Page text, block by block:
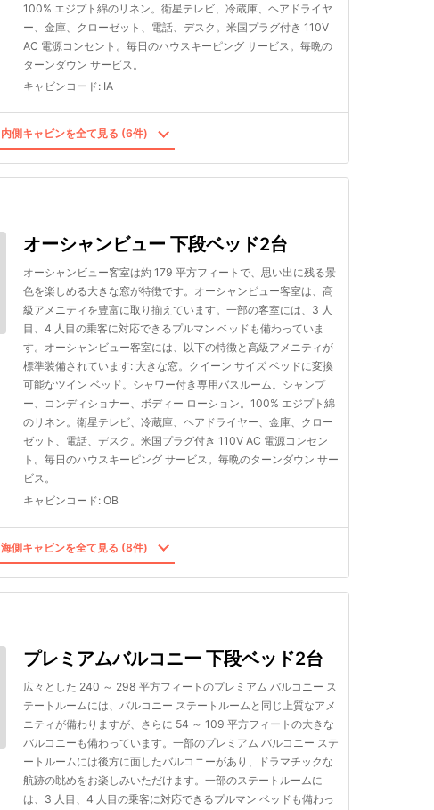
100% エジプト綿のリネン。衛星テレビ、冷蔵庫、ヘアドライヤ
ー、金庫、クローゼット、電話、デスク。米国プラグ付き 110V
AC 電源コンセント。毎日のハウスキーピング サービス。毎晩の
ターンダウン サービス。
キャビンコード: IA
内側キャビンを全て見る (6件)
オーシャンビュー 下段ベッド2台
オーシャンビュー客室は約 179 平方フィートで、思い出に残る景
色を楽しめる大きな窓が特徴です。オーシャンビュー客室は、高
級アメニティを豊富に取り揃えています。一部の客室には、3 人
目、4 人目の乗客に対応できるプルマン ベッドも備わっていま
す。オーシャンビュー客室には、以下の特徴と高級アメニティが
標準装備されています: 大きな窓。クイーン サイズ ベッドに変換
可能なツイン ベッド。シャワー付き専用バスルーム。シャンプ
ー、コンディショナー、ボディー ローション。100% エジプト綿
のリネン。衛星テレビ、冷蔵庫、ヘアドライヤー、金庫、クロー
ゼット、電話、デスク。米国プラグ付き 110V AC 電源コンセン
ト。毎日のハウスキーピング サービス。毎晩のターンダウン サー
ビス。
キャビンコード: OB
海側キャビンを全て見る (8件)
プレミアムバルコニー 下段ベッド2台
広々とした 240 ～ 298 平方フィートのプレミアム バルコニー ス
テートルームには、バルコニー ステートルームと同じ上質なアメ
ニティが備わりますが、さらに 54 ～ 109 平方フィートの大きな
バルコニーも備わっています。一部のプレミアム バルコニー ステ
ートルームには後方に面したバルコニーがあり、ドラマチックな
航跡の眺めをお楽しみいただけます。一部のステートルームに
は、3 人目、4 人目の乗客に対応できるプルマン ベッドも備わっ